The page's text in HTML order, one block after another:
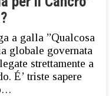
a galla ”Qualcosa
globale governata
strettamente a
É’ triste sapere